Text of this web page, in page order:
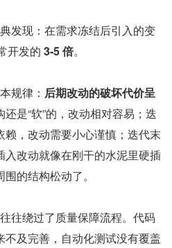
开发的 3-5 倍。
本规律：
后期改动的破坏代价呈
是“软”的，改动相对容易；迭
，改动需要小心谨慎；迭代末
改动就像在刚干的水泥里硬插
的结构松动了。
及完善，自动化测试没有覆盖